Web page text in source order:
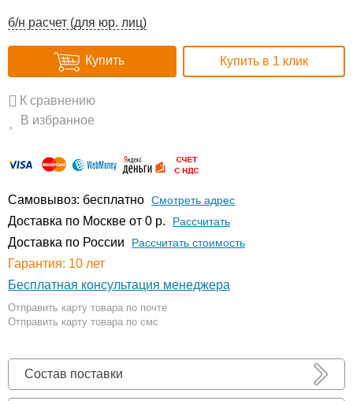
б/н расчет (для юр. лиц)
Купить Купить в 1 клик
К сравнению
В избранное
Самовывоз: бесплатно Смотреть адрес
Доставка по Москве от 0 р. Расcчитать
Доставка по России Рассчитать стоимость
Гарантия: 10 лет
Бесплатная консультация менеджера
Отправить карту товара по почте
Отправить карту товара по смс
Состав поставки